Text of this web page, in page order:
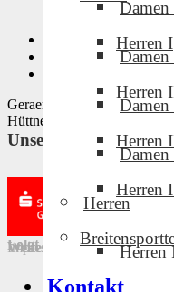
Herren I
Herren
Herren
Herren
Kontakt
Herren
Herren
Privatsphäre-
Historie der
Geraer Volleyballclub ·
Hüttner · © 2022
Unsere Partner und
Folgt uns in den sozialen
Weitere Links
Impressum ·Downloads·